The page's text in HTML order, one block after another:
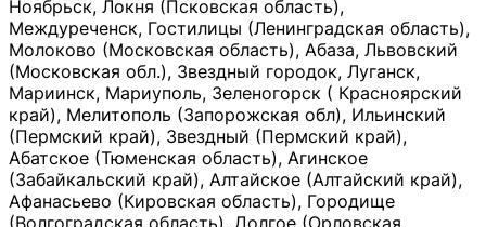
Ноябрьск, Локня (Псковская область),
Междуреченск, Гостилицы (Ленинградская область),
Молоково (Московская область), Абаза, Львовский
(Московская обл.), Звездный городок, Луганск,
Мариинск, Мариуполь, Зеленогорск ( Красноярский
край), Мелитополь (Запорожская обл), Ильинский
(Пермский край), Звездный (Пермский край),
Абатское (Тюменская область), Агинское
(Забайкальский край), Алтайское (Алтайский край),
Афанасьево (Кировская область), Городище
(Волгоградская область), Долгое (Орловская